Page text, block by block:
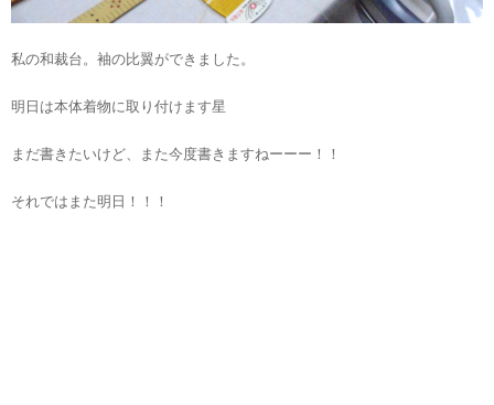
私の和裁台。袖の比翼ができました。
明日は本体着物に取り付けます星
まだ書きたいけど、また今度書きますねーーー！！
それではまた明日！！！